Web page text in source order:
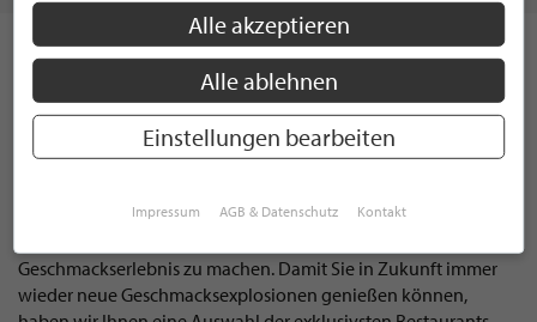
Vom Curry aus Indien über persischen Safran - Die Welt hat
viele kulinarische Köstlichkeiten zu bieten. Was früher als
ungemein kostbar galt und der Grund für diverse
Handelskriege war ist heute so gut wie selbstverständlich:
Köstliche Gewürze. Die Wahl der richtigen Gewürze macht bei
Unterschied. Es braucht die nötige Erfahrung und
Geschmackserlebnis zu machen. Damit Sie in Zukunft immer
wieder neue Geschmacksexplosionen genießen können,
Alle akzeptieren
Alle ablehnen
Einstellungen bearbeiten
Impressum AGB & Datenschutz Kontakt